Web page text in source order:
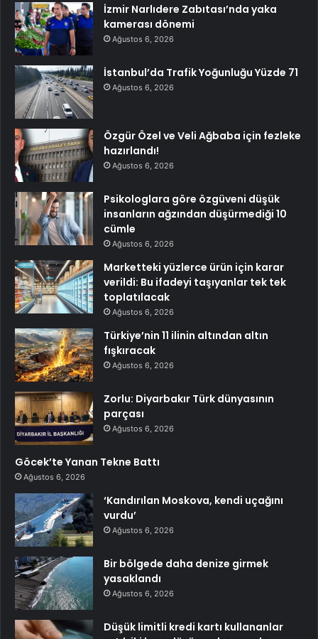
İzmir Narlıdere Zabıtası’nda yaka
kamerası dönemi
Ağustos 6, 2026
İstanbul’da Trafik Yoğunluğu Yüzde 71
Ağustos 6, 2026
Özgür Özel ve Veli Ağbaba için fezleke
hazırlandı!
Ağustos 6, 2026
Psikologlara göre özgüveni düşük
insanların ağzından düşürmediği 10
cümle
Ağustos 6, 2026
Marketteki yüzlerce ürün için karar
verildi: Bu ifadeyi taşıyanlar tek tek
toplatılacak
Ağustos 6, 2026
Türkiye’nin 11 ilinin altından altın
fışkıracak
Ağustos 6, 2026
Zorlu: Diyarbakır Türk dünyasının
parçası
Ağustos 6, 2026
Göcek’te Yanan Tekne Battı
Ağustos 6, 2026
‘Kandırılan Moskova, kendi uçağını
vurdu’
Ağustos 6, 2026
Bir bölgede daha denize girmek
yasaklandı
Ağustos 6, 2026
Düşük limitli kredi kartı kullananlar